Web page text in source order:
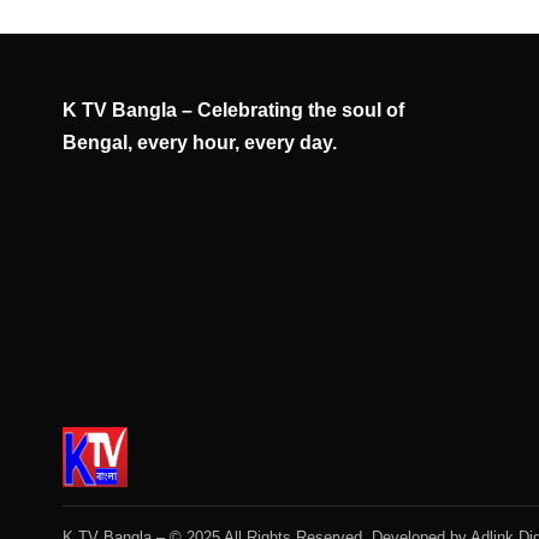
K TV Bangla – Celebrating the soul of
Bengal, every hour, every day.